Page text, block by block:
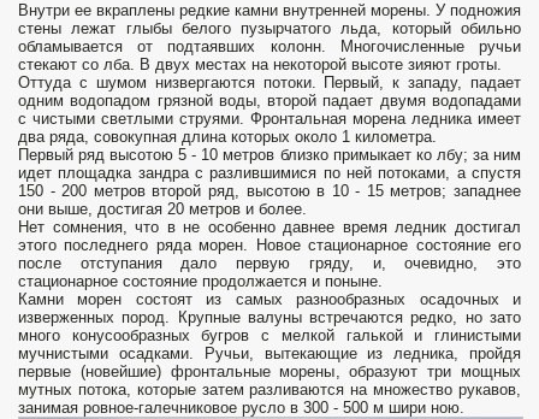
Внутри ее вкраплены редкие камни внутренней морены. У подножия
стены лежат глыбы белого пузырчатого льда, который обильно
обламы­вается от подтаявших колонн. Многочисленные ручьи
стекают со лба. В двух местах на некоторой высоте зияют гроты.
Оттуда с шумом низвергаются потоки. Первый, к западу, падает
одним водопадом грязной воды, второй падает двумя водопадами
с чистыми светлыми струями. Фронтальная морена ледника имеет
два ряда, совокупная длина которых около 1 километра.
Первый ряд высотою 5 - 10 метров близко примыкает ко лбу; за ним
идет площадка зандра с разлившимися по ней потоками, а спустя
150 - 200 метров второй ряд, высотою в 10 - 15 метров; западнее
они выше, достигая 20 метров и более.
Нет сомнения, что в не особенно давнее время ледник достигал
этого последнего ряда морен. Новое стационарное состояние его
после отступания дало первую гряду, и, очевидно, это
стационарное состояние продолжается и поныне.
Камни морен состоят из самых разнообразных осадочных и
изверженных пород. Крупные валуны встречаются редко, но зато
много конусообразных бугров с мелкой галькой и глинистыми
мучнистыми осадками. Ручьи, вытекающие из ледника, пройдя
первые (новейшие) фронтальные морены, образуют три мощных
мутных потока, которые затем разливаются на множество рукавов,
занимая ровное-галечниковое русло в 300 - 500 м шири­ ною.